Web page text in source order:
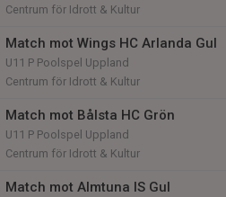
Centrum för Idrott & Kultur
Match mot Wings HC Arlanda Gul
U11 P Poolspel Uppland
Centrum för Idrott & Kultur
Match mot Bålsta HC Grön
U11 P Poolspel Uppland
Centrum för Idrott & Kultur
Match mot Almtuna IS Gul